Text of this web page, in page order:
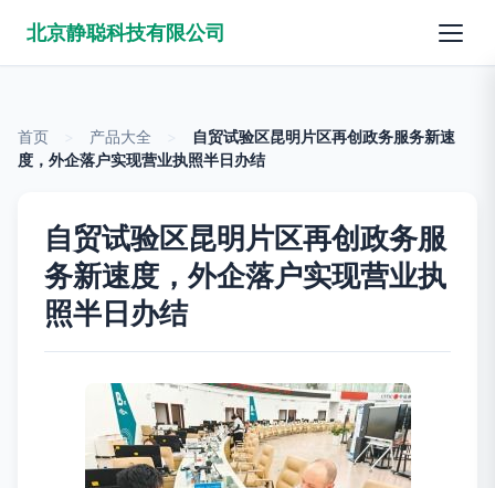
北京静聪科技有限公司
首页 产品大全
自贸试验区昆明片区再创政务服务新速
度，外企落户实现营业执照半日办结
自贸试验区昆明片区再创政务服
务新速度，外企落户实现营业执
照半日办结